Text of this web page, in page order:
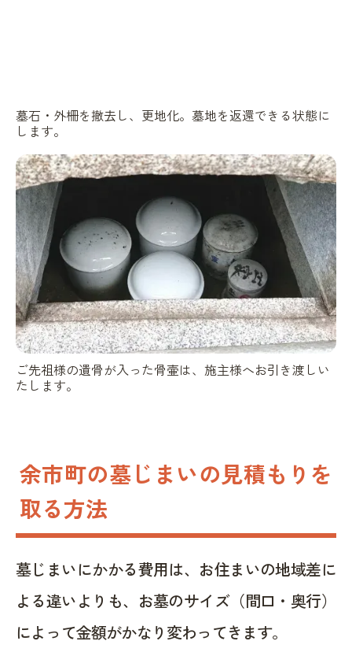
墓石・外柵を撤去し、更地化。墓地を返還できる状態に
します。
ご先祖様の遺骨が入った骨壷は、施主様へお引き渡しい
たします。
余市町の墓じまいの見積もりを
取る方法
墓じまいにかかる費用は、お住まいの地域差に
よる違いよりも、お墓のサイズ（間口・奥行）
によって金額がかなり変わってきます。